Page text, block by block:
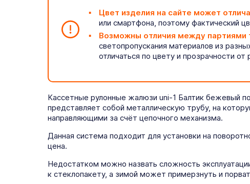
Цвет изделия на сайте может
или смартфона, поэтому фактический
Возможны отличия между партиями
светопропускания материалов из
отличаться по цвету и прозрачности
Кассетные рулонные жалюзи uni-1 Балтик бежевый
представляет собой металлическую трубу, на
направляющими за счёт цепочного механизма.
Данная система подходит для установки на
цена.
Недостатком можно назвать сложность
к стеклопакету, а зимой может примерзнуть и